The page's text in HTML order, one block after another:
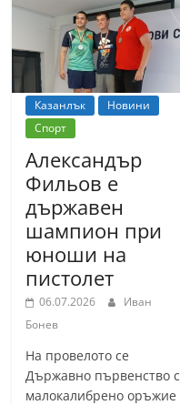
Казанлък
Новини
Спорт
Александър
Фильов е
държавен
шампион при
юноши на
пистолет
06.07.2026
Иван
Бонев
На провелото се
Държавно първенство с
малокалибрено оръжие